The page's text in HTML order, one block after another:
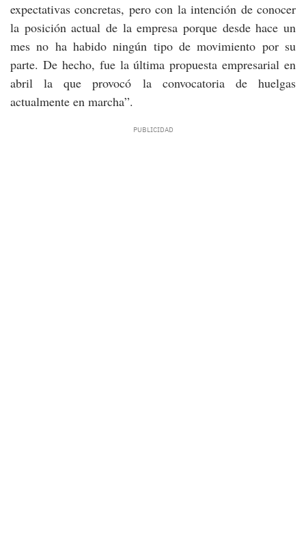
expectativas concretas, pero con la intención de conocer
la posición actual de la empresa porque desde hace un
mes no ha habido ningún tipo de movimiento por su
parte. De hecho, fue la última propuesta empresarial en
abril la que provocó la convocatoria de huelgas
actualmente en marcha”.